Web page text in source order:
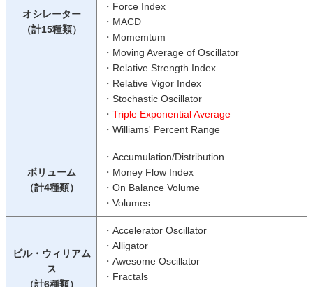
オシレーター
（計15種類）
・Force Index
・MACD
・Momemtum
・Moving Average of Oscillator
・Relative Strength Index
・Relative Vigor Index
・Stochastic Oscillator
・ Triple Exponential Average
・Williams' Percent Range
ボリューム
（計4種類）
・Accumulation/Distribution
・Money Flow Index
・On Balance Volume
・Volumes
ビル・ウィリアム
ス
（計6種類）
・Accelerator Oscillator
・Alligator
・Awesome Oscillator
・Fractals